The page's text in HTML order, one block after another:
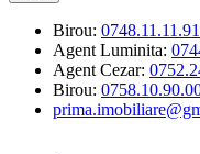
Birou: 0748.11.11.91
Agent Luminita:
Agent Cezar:
Birou: